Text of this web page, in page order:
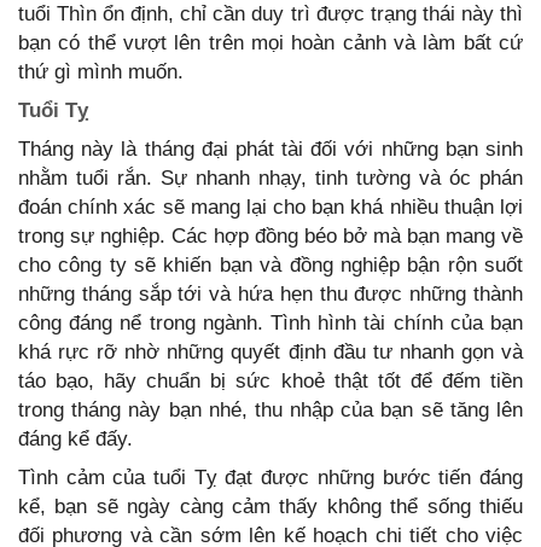
tuổi Thìn ổn định, chỉ cần duy trì được trạng thái này thì
bạn có thể vượt lên trên mọi hoàn cảnh và làm bất cứ
thứ gì mình muốn.
Tuổi Tỵ
Tháng này là tháng đại phát tài đối với những bạn sinh
nhằm tuổi rắn. Sự nhanh nhạy, tinh tường và óc phán
đoán chính xác sẽ mang lại cho bạn khá nhiều thuận lợi
trong sự nghiệp. Các hợp đồng béo bở mà bạn mang về
cho công ty sẽ khiến bạn và đồng nghiệp bận rộn suốt
những tháng sắp tới và hứa hẹn thu được những thành
công đáng nể trong ngành. Tình hình tài chính của bạn
khá rực rỡ nhờ những quyết định đầu tư nhanh gọn và
táo bạo, hãy chuẩn bị sức khoẻ thật tốt để đếm tiền
trong tháng này bạn nhé, thu nhập của bạn sẽ tăng lên
đáng kể đấy.
Tình cảm của tuổi Tỵ đạt được những bước tiến đáng
kể, bạn sẽ ngày càng cảm thấy không thể sống thiếu
đối phương và cần sớm lên kế hoạch chi tiết cho việc